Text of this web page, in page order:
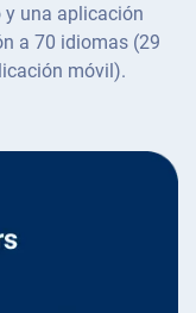
una aplicación
a 70 idiomas (29
móvil).